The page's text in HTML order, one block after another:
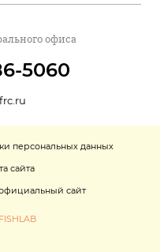
офиса
5060
персональных данных
сайта
сайт
FISHLAB